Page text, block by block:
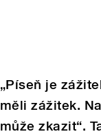
„Píseň je
měli zážitek.
může zkazit“.